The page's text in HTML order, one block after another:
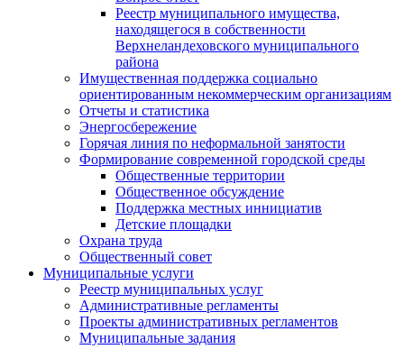
Реестр муниципального имущества,
находящегося в собственности
Верхнеландеховского муниципального
района
Имущественная поддержка социально
ориентированным некоммерческим организациям
Отчеты и статистика
Энергосбережение
Горячая линия по неформальной занятости
Формирование современной городской среды
Общественные территории
Общественное обсуждение
Поддержка местных иннициатив
Детские площадки
Охрана труда
Общественный совет
Муниципальные услуги
Реестр муниципальных услуг
Административные регламенты
Проекты административных регламентов
Муниципальные задания